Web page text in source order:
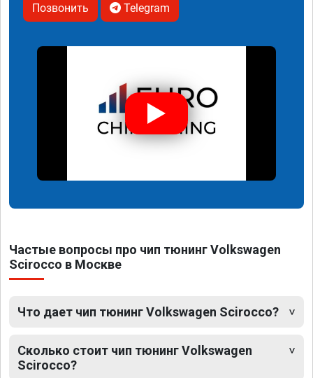
Позвонить Telegram
Частые вопросы про чип тюнинг Volkswagen
Scirocco в Москве
Что дает чип тюнинг Volkswagen Scirocco?
Сколько стоит чип тюнинг Volkswagen
Scirocco?